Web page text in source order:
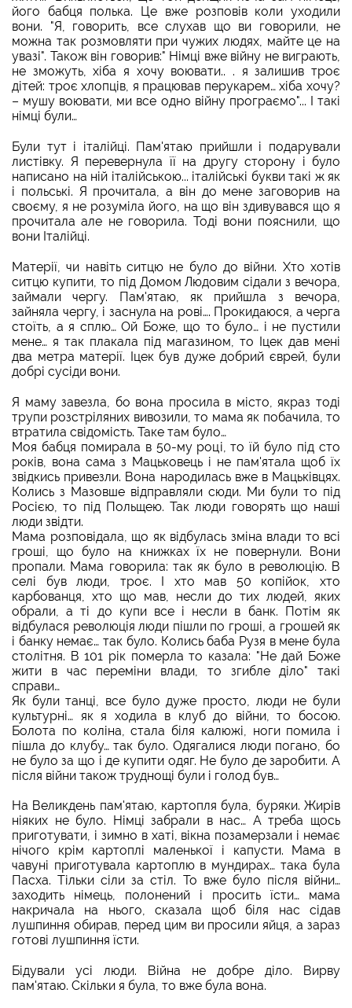
його бабця полька. Це вже розповів коли уходили
вони. "Я, говорить, все слухав що ви говорили, не
можна так розмовляти при чужих людях, майте це на
увазі". Також він говорив:" Німці вже війну не виграють,
не зможуть, хіба я хочу воювати.. . я залишив троє
дітей: троє хлопців, я працював перукарем… хіба хочу?
– мушу воювати, ми все одно війну програємо"... І такі
німці були…
Були тут і італійці. Пам'ятаю прийшли і подарували
листівку. Я перевернула її на другу сторону і було
написано на ній італійською... італійські букви такі ж як
і польські. Я прочитала, а він до мене заговорив на
своєму, я не розуміла його, на що він здивувався що я
прочитала але не говорила. Тоді вони пояснили, що
вони Італійці.
Матерії, чи навіть ситцю не було до війни. Хто хотів
ситцю купити, то під Домом Людовим сідали з вечора,
займали чергу. Пам'ятаю, як прийшла з вечора,
зайняла чергу, і заснула на рові…. Прокидаюся, а черга
стоїть, а я сплю… Ой Боже, що то було… і не пустили
мене… я так плакала під магазином, то Іцек дав мені
два метра матерії. Іцек був дуже добрий єврей, були
добрі сусіди вони.
Я маму завезла, бо вона просила в місто, якраз тоді
трупи розстріляних вивозили, то мама як побачила, то
втратила свідомість. Таке там було…
Моя бабця помирала в 50-му році, то їй було під сто
років, вона сама з Мацьковець і не пам'ятала щоб їх
звідкись привезли. Вона народилась вже в Мацьківцях.
Колись з Мазовше відправляли сюди. Ми були то під
Росією, то під Польщею. Так люди говорять що наші
люди звідти.
Мама розповідала, що як відбулась зміна влади то всі
гроші, що було на книжках їх не повернули. Вони
пропали. Мама говорила: так як було в революцію. В
селі був люди, троє. І хто мав 50 копійок, хто
карбованця, хто що мав, несли до тих людей, яких
обрали, а ті до купи все і несли в банк. Потім як
відбулася революція люди пішли по гроші, а грошей як
і банку немає… так було. Колись баба Рузя в мене була
столітня. В 101 рік померла то казала: "Не дай Боже
жити в час переміни влади, то згибле діло" такі
справи…
Як були танці, все було дуже просто, люди не були
культурні… як я ходила в клуб до війни, то босою.
Болота по коліна, стала біля калюжі, ноги помила і
пішла до клубу… так було. Одягалися люди погано, бо
не було за що і де купити одяг. Не було де заробити. А
після війни також труднощі були і голод був…
На Великдень пам'ятаю, картопля була, буряки. Жирів
ніяких не було. Німці забрали в нас… А треба щось
приготувати, і зимно в хаті, вікна позамерзали і немає
нічого крім картоплі маленької і капусти. Мама в
чавуні приготувала картоплю в мундирах… така була
Пасха. Тільки сіли за стіл. То вже було після війни…
заходить німець, полонений і просить їсти… мама
накричала на нього, сказала щоб біля нас сідав
лушпиння обирав, перед цим ви просили яйця, а зараз
готові лушпиння їсти.
Бідували усі люди. Війна не добре діло. Вирву
пам'ятаю. Скільки я була, то вже була вона.